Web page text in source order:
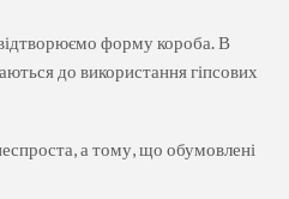
форму короба. В
до використання гіпсових
а тому, що обумовлені